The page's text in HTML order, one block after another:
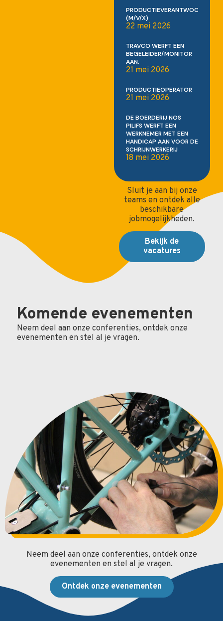
(M/V/X)
22 mei 2026
TRAVCO WERFT EEN
BEGELEIDER/MONITOR
AAN.
21 mei 2026
PRODUCTIEOPERATOR
21 mei 2026
DE BOERDERIJ NOS
PILIFS WERFT EEN
WERKNEMER MET EEN
HANDICAP AAN VOOR DE
SCHRIJNWERKERIJ
18 mei 2026
Sluit je aan bij onze
teams en ontdek alle
beschikbare
jobmogelijkheden.
Bekijk de
vacatures
Komende evenementen
Neem deel aan onze conferenties, ontdek onze
evenementen en stel al je vragen.
Neem deel aan onze conferenties, ontdek onze
evenementen en stel al je vragen.
Ontdek onze evenementen